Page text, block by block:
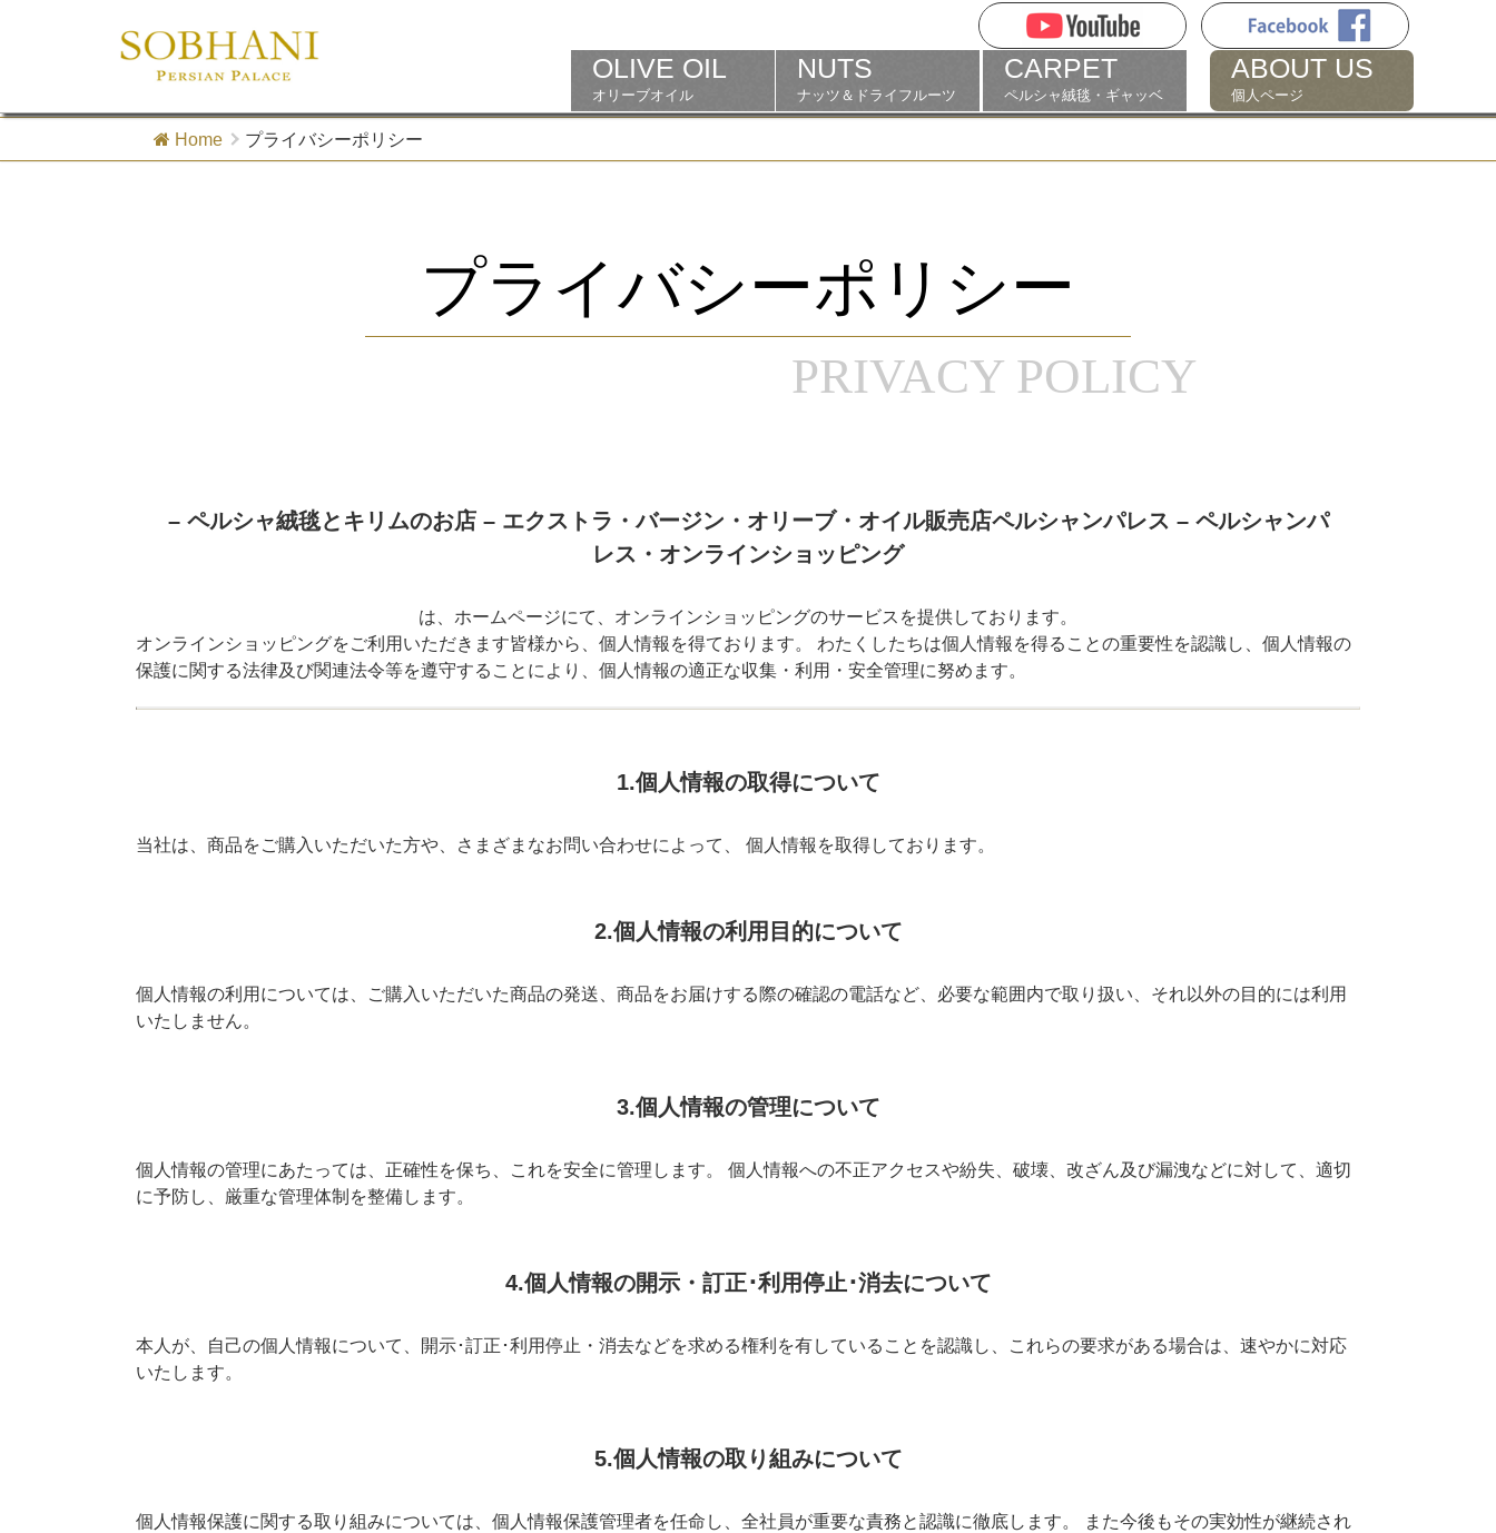
OLIVE OIL
オリーブオイル
NUTS
ナッツ＆ドライフルーツ
CARPET
ペルシャ絨毯・ギャッベ
ABOUT US
個人ページ
Home プライバシーポリシー
プライバシーポリシー
– ペルシャ絨毯とキリムのお店 – エクストラ・バージン・オリーブ・オイル販売店ペルシャンパレス – ペルシャンパ
レス・オンラインショッピング
は、ホームページにて、オンラインショッピングのサービスを提供しております。
オンラインショッピングをご利用いただきます皆様から、個人情報を得ております。 わたくしたちは個人情報を得ることの重要性を認識し、個人情報の
保護に関する法律及び関連法令等を遵守することにより、個人情報の適正な収集・利用・安全管理に努めます。
1.個人情報の取得について
当社は、商品をご購入いただいた方や、さまざまなお問い合わせによって、 個人情報を取得しております。
2.個人情報の利用目的について
個人情報の利用については、ご購入いただいた商品の発送、商品をお届けする際の確認の電話など、必要な範囲内で取り扱い、それ以外の目的には利用
いたしません。
3.個人情報の管理について
個人情報の管理にあたっては、正確性を保ち、これを安全に管理します。 個人情報への不正アクセスや紛失、破壊、改ざん及び漏洩などに対して、適切
に予防し、厳重な管理体制を整備します。
4.個人情報の開示・訂正･利用停止･消去について
本人が、自己の個人情報について、開示･訂正･利用停止・消去などを求める権利を有していることを認識し、これらの要求がある場合は、速やかに対応
いたします。
5.個人情報の取り組みについて
個人情報保護に関する取り組みについては、個人情報保護管理者を任命し、全社員が重要な責務と認識に徹底します。 また今後もその実効性が継続され